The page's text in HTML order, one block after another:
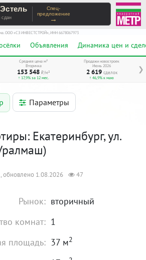
Спец-
предложение
→
ООО «СЗ ИНВЕСТСТРОЙ», ИНН 6678067973
Объявления Динамика цен и
❯
Средняя цена м²
Вторичка
153 548 ₽/м²
↑ 17,9% за 12 мес.
Продажи новостроек
Июнь 2026
2 619 сделок
↑ 46,9% к маю
Параметры
Екатеринбург, ул.
обновлено 1.08.2026 47
Рынок: вторичный
комнат: 1
площадь: 37 м2